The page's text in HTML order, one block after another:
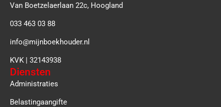
Van Boetzelaerlaan 22c, Hoogland
033 463 03 88
info@mijnboekhouder.nl
KVK | 32143938
Diensten
Administraties
Belastingaangifte